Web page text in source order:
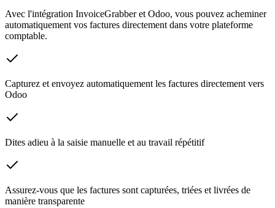
Avec l'intégration InvoiceGrabber et Odoo, vous pouvez acheminer
automatiquement vos factures directement dans votre plateforme
comptable.
Capturez et envoyez automatiquement les factures directement vers
Odoo
Dites adieu à la saisie manuelle et au travail répétitif
Assurez-vous que les factures sont capturées, triées et livrées de
manière transparente